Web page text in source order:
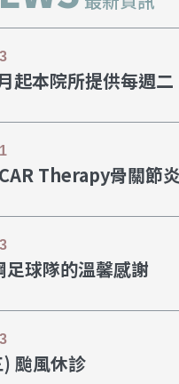
起本院所提供每週
Therapy骨關節
足球隊的溫馨感謝
颱風休診